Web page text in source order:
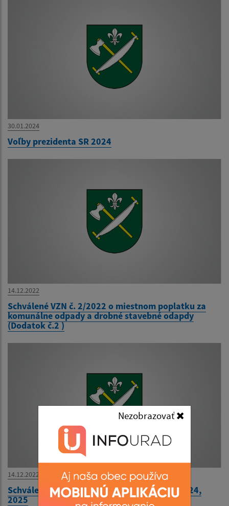
30.01.2024
Voľby prezidenta SR 2024
14.12.2022
Schválené VZN č. 2/2022 o miestnom poplatku za
komunálne odpady a drobné stavebné odapdy
(Dodatok č.2 )
14.12.2022
Schválený rozpočet na rok 2023, návrh na 2024,
2025
Nezobrazovať